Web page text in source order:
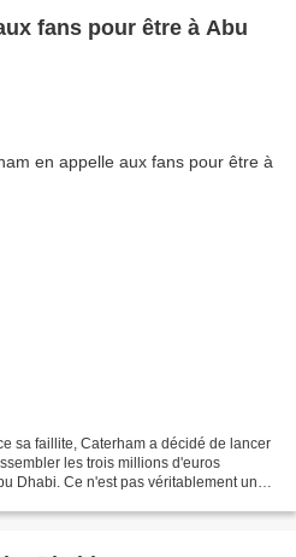
fans pour être à Abu
sa faillite, Caterham a décidé de lancer
les trois millions d'euros
Dhabi. Ce n'est pas véritablement une